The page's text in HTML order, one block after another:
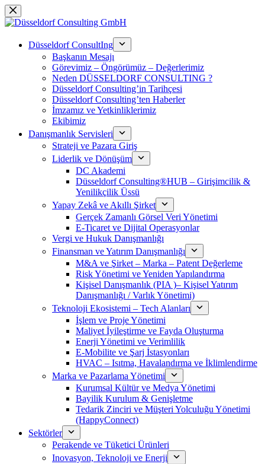
Skip
to
Düsseldorf ConsultIng
Başkanın Mesajı
Görevimiz – Öngörümüz – Değerlerimiz
Neden DÜSSELDORF CONSULTING ?
Düsseldorf Consulting’in Tarihçesi
Düsseldorf Consulting’ten Haberler
İmzamız ve Yetkinliklerimiz
Ekibimiz
Danışmanlık Servisleri
Strateji ve Pazara Giriş
Liderlik ve Dönüşüm
DC Akademi
Düsseldorf Consulting®HUB – Girişimcilik &
Yenilikçilik Üssü
Yapay Zekâ ve Akıllı Şirket
Gerçek Zamanlı Görsel Veri Yönetimi
E-Ticaret ve Dijital Operasyonlar
Vergi ve Hukuk Danışmanlığı
Finansman ve Yatırım Danışmanlığı
M&A ve Şirket – Marka – Patent Değerleme
Risk Yönetimi ve Yeniden Yapılandırma
Kişisel Danışmanlık (PIA )– Kişisel Yatırım
Danışmanlığı / Varlık Yönetimi)
Teknoloji Ekosistemi – Tech Alanları
İşlem ve Proje Yönetimi
Maliyet İyileştirme ve Fayda Oluşturma
Enerji Yönetimi ve Verimlilik
E-Mobilite ve Şarj İstasyonları
HVAC – Isıtma, Havalandırma ve İklimlendirme
Marka ve Pazarlama Yönetimi
Kurumsal Kültür ve Medya Yönetimi
Bayilik Kurulum & Genişletme
Tedarik Zinciri ve Müşteri Yolculuğu Yönetimi
(HappyConnect)
Sektörler
Perakende ve Tüketici Ürünleri
Inovasyon, Teknoloji ve Enerji